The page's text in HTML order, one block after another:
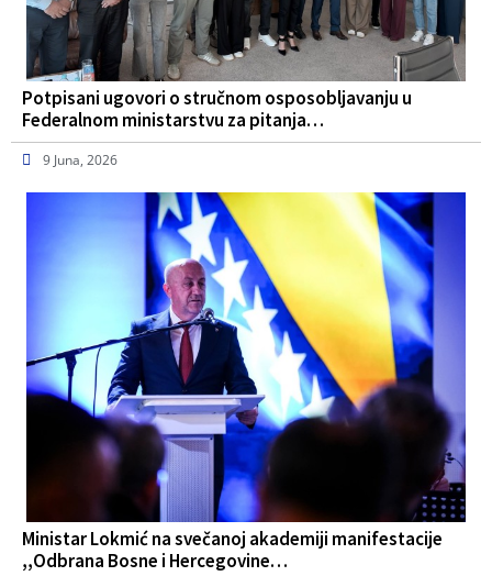
Potpisani ugovori o stručnom osposobljavanju u
Federalnom ministarstvu za pitanja…
9 Juna, 2026
Ministar Lokmić na svečanoj akademiji manifestacije
,,Odbrana Bosne i Hercegovine…